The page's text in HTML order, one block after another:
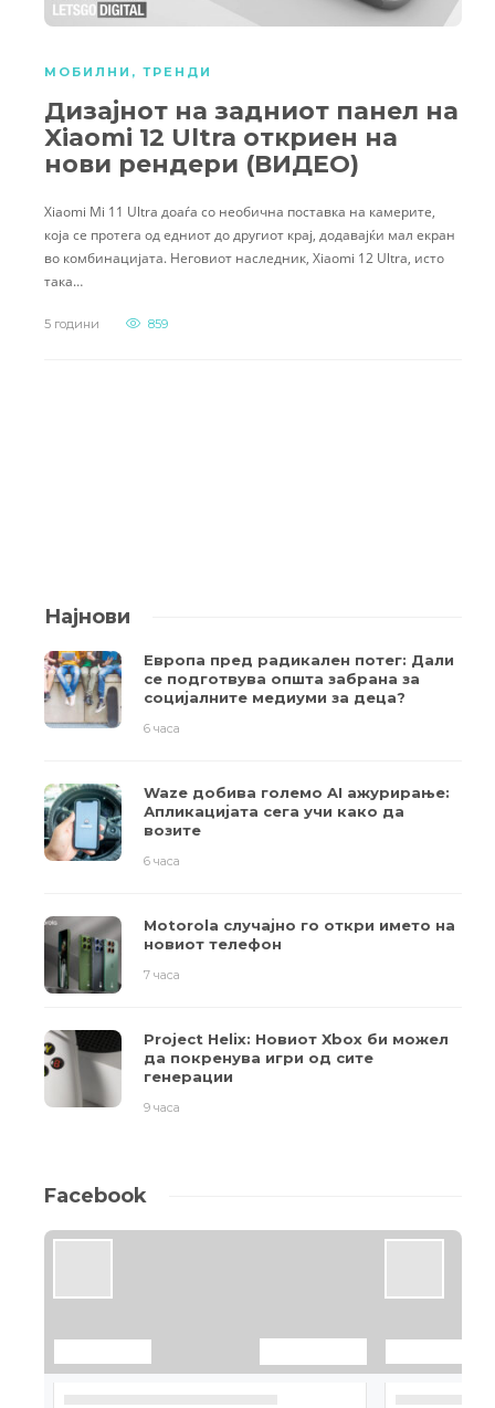
МОБИЛНИ , ТРЕНДИ
Дизајнот на задниот панел на
Xiaomi 12 Ultra откриен на
нови рендери (ВИДЕО)
Xiaomi Mi 11 Ultra доаѓа со необична поставка на камерите,
која се протега од едниот до другиот крај, додавајќи мал екран
во комбинацијата. Неговиот наследник, Xiaomi 12 Ultra, исто
така…
5 години 859
Најнови
Европа пред радикален потег: Дали
се подготвува општа забрана за
социјалните медиуми за деца?
6 часа
Waze добива големо AI ажурирање:
Апликацијата сега учи како да
возите
6 часа
Motorola случајно го откри името на
новиот телефон
7 часа
Project Helix: Новиот Xbox би можел
да покренува игри од сите
генерации
9 часа
Facebook